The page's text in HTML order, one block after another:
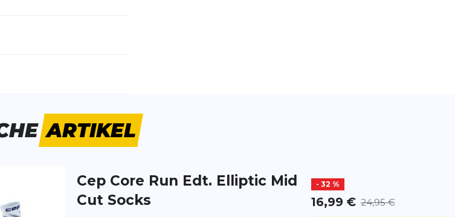
ARTIKEL
Cep Core Run Edt. Elliptic Mid
Cut Socks
- 32 %
16,99 € 24,95 €